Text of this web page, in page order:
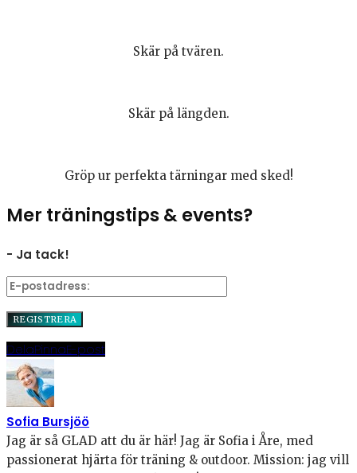
Skär på tvären.
Skär på längden.
Gröp ur perfekta tärningar med sked!
Mer träningstips & events?
- Ja tack!
DelaPinnaE-post
Sofia Bursjöö
Jag är så GLAD att du är här! Jag är Sofia i Åre, med
passionerat hjärta för träning & outdoor. Mission: jag vill